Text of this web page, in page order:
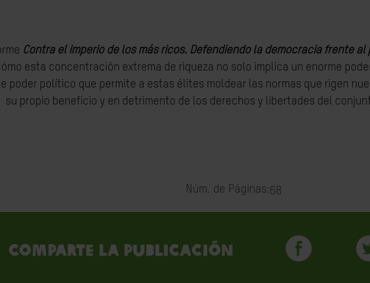
Contra el imperio de los más ricos. Defendiendo la democracia frente al
esta concentración extrema de riqueza no solo implica un enorme
poder político que permite a estas élites moldear las normas que rigen
su propio beneficio y en detrimento de los derechos y libertades del
Núm. de Páginas:68
Comparte la publicación